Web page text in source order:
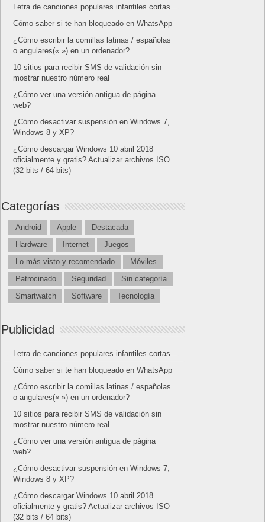
Letra de canciones populares infantiles cortas
Cómo saber si te han bloqueado en WhatsApp
¿Cómo escribir la comillas latinas / españolas
o angulares(« ») en un ordenador?
10 sitios para recibir SMS de validación sin
mostrar nuestro número real
¿Cómo ver una versión antigua de página
web?
¿Cómo desactivar suspensión en Windows 7,
Windows 8 y XP?
¿Cómo descargar Windows 10 abril 2018
oficialmente y gratis? Actualizar archivos ISO
(32 bits / 64 bits)
Categorías
Android Apple
Destacada
Hardware
Internet
Juegos
Lo más visto y recomendado
Móviles
Patrocinado
Seguridad
Sin categoría
Smartwatch
Software Tecnología
Publicidad
Letra de canciones populares infantiles cortas
Cómo saber si te han bloqueado en WhatsApp
¿Cómo escribir la comillas latinas / españolas
o angulares(« ») en un ordenador?
10 sitios para recibir SMS de validación sin
mostrar nuestro número real
¿Cómo ver una versión antigua de página
web?
¿Cómo desactivar suspensión en Windows 7,
Windows 8 y XP?
¿Cómo descargar Windows 10 abril 2018
oficialmente y gratis? Actualizar archivos ISO
(32 bits / 64 bits)